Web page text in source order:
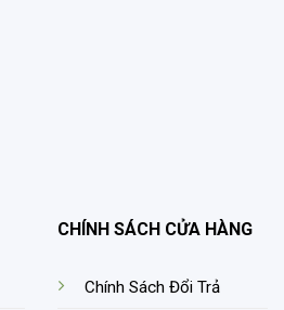
CHÍNH SÁCH CỬA HÀNG
Chính Sách Đổi Trả